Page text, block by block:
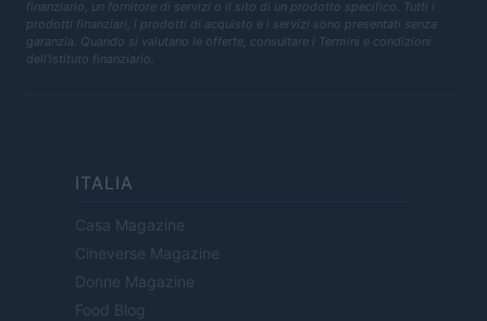
finanziario, un fornitore di servizi o il sito di un prodotto specifico. Tutti i
prodotti finanziari, i prodotti di acquisto e i servizi sono presentati senza
garanzia. Quando si valutano le offerte, consultare i Termini e condizioni
dell'istituto finanziario.
ITALIA
Casa Magazine
Cineverse Magazine
Donne Magazine
Food Blog